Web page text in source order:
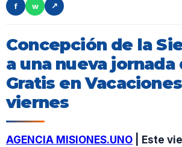
f
w ↗
Concepción de la
a una nueva jornada
Gratis en
viernes
AGENCIA MISIONES.UNO | Este